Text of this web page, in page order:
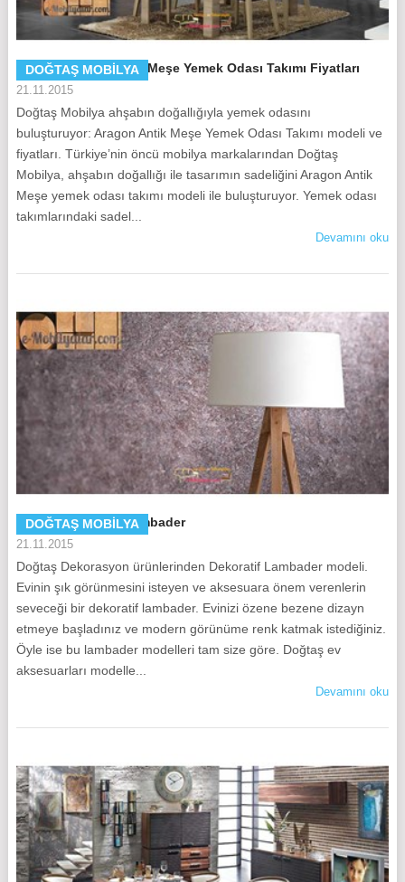
DOĞTAŞ MOBILYA
Doğtaş Aragon Antik Meşe Yemek Odası Takımı Fiyatları
21.11.2015
Doğtaş Mobilya ahşabın doğallığıyla yemek odasını
buluşturuyor: Aragon Antik Meşe Yemek Odası Takımı modeli ve
fiyatları. Türkiye’nin öncü mobilya markalarından Doğtaş
Mobilya, ahşabın doğallığı ile tasarımın sadeliğini Aragon Antik
Meşe yemek odası takımı modeli ile buluşturuyor. Yemek odası
takımlarındaki sadel...
Devamını oku
DOĞTAŞ MOBILYA
Doğtaş Dekoratif Lambader
21.11.2015
Doğtaş Dekorasyon ürünlerinden Dekoratif Lambader modeli.
Evinin şık görünmesini isteyen ve aksesuara önem verenlerin
seveceği bir dekoratif lambader. Evinizi özene bezene dizayn
etmeye başladınız ve modern görünüme renk katmak istediğiniz.
Öyle ise bu lambader modelleri tam size göre. Doğtaş ev
aksesuarları modelle...
Devamını oku